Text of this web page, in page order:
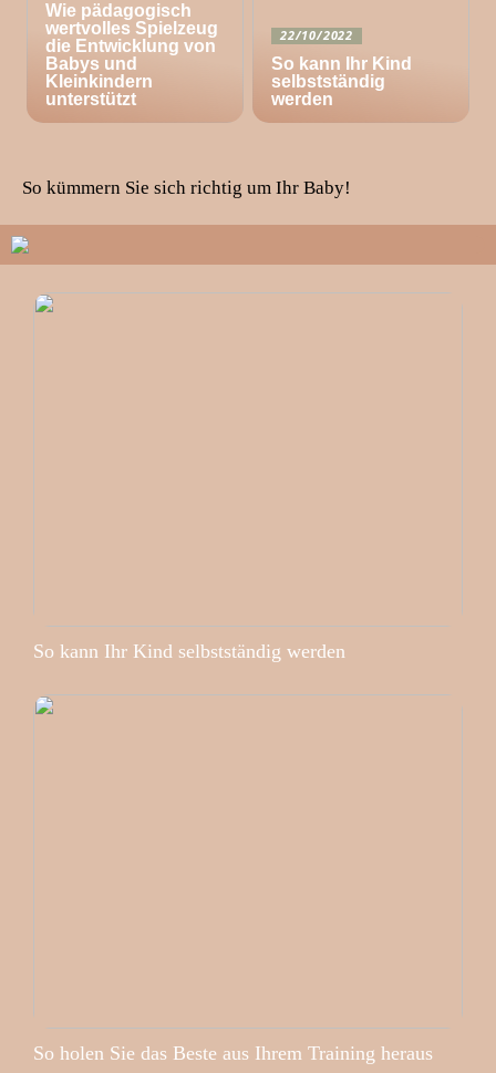
Wie pädagogisch
wertvolles Spielzeug
die Entwicklung von
Babys und
Kleinkindern
unterstützt
22/10/2022
So kann Ihr Kind
selbstständig
werden
So kümmern Sie sich richtig um Ihr Baby!
So kann Ihr Kind selbstständig werden
So holen Sie das Beste aus Ihrem Training heraus